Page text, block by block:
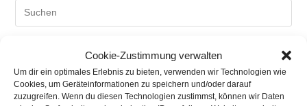
Cookie-Zustimmung verwalten
Um dir ein optimales Erlebnis zu bieten, verwenden wir Technologien wie
Cookies, um Geräteinformationen zu speichern und/oder darauf
zuzugreifen. Wenn du diesen Technologien zustimmst, können wir Daten
Neueste Beiträge
Aktuelle Hochzeitsmessen